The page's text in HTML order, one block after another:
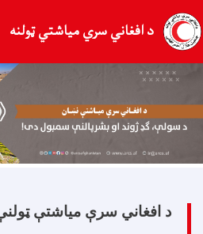
اصلي
دانګل
د افغاني سري میاشتي ټولنه
د افغاني سرې مياشتې